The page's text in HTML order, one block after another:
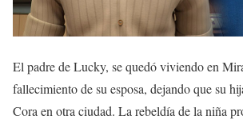
El padre de Lucky, se quedó viviendo en
fallecimiento de su esposa, dejando que su
Cora en otra ciudad. La rebeldía de la niña